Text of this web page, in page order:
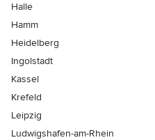
Halle
Hamm
Heidelberg
Ingolstadt
Kassel
Krefeld
Leipzig
Ludwigshafen-am-Rhein